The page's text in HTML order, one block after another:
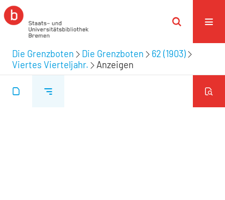
Die Grenzboten Die Grenzboten
62 (1903)
Viertes Vierteljahr.
Anzeigen